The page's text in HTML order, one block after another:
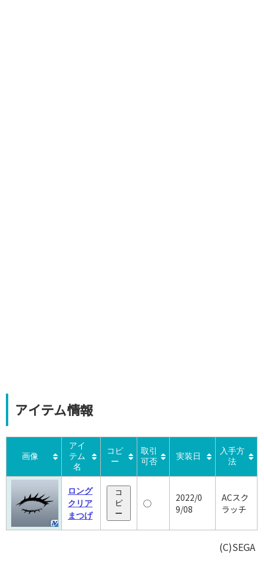
アイテム情報
画像
アイ
テム
名
コピ
ー
取引
可否
実装日
入手方
法
ロング
クリア
まつげ
コ
ピ
ー
◯
2022/0
9/08
ACスク
ラッチ
(C)SEGA